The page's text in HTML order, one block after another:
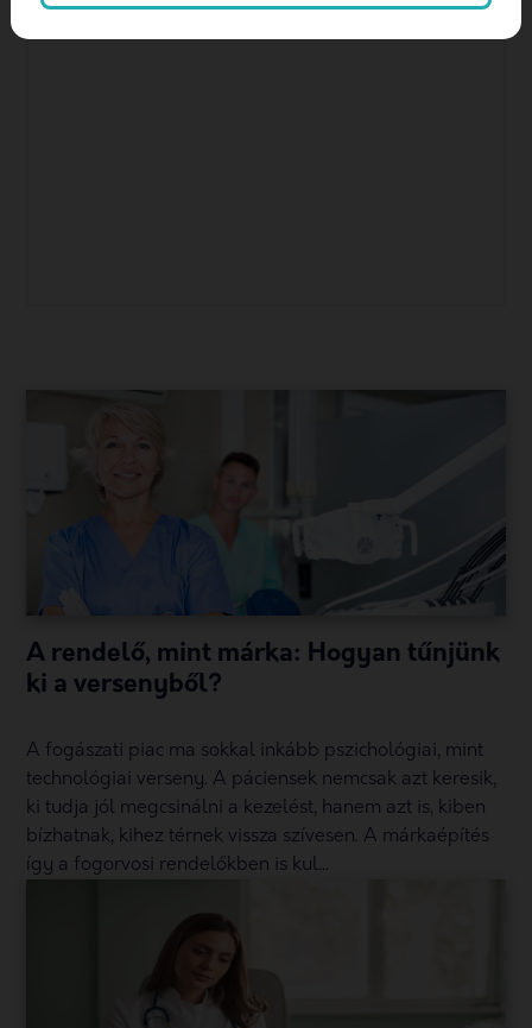
A rendelő, mint márka: Hogyan tűnjünk
ki a versenyből?
A fogászati piac ma sokkal inkább pszichológiai, mint
technológiai verseny. A páciensek nemcsak azt keresik,
ki tudja jól megcsinálni a kezelést, hanem azt is, kiben
bízhatnak, kihez térnek vissza szívesen. A márkaépítés
így a fogorvosi rendelőkben is kul...